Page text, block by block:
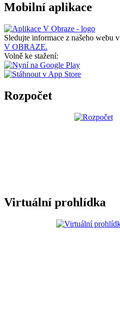
Mobilní aplikace
Sledujte informace z našeho webu v
V OBRAZE.
Volně ke stažení:
Rozpočet
Virtuální prohlídka